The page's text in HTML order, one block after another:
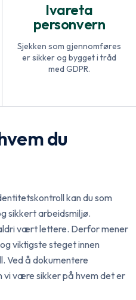
Ivareta
personvern
Sjekken som gjennomføres
er sikker og bygget i tråd
med GDPR.
du
kan du som
sikkert arbeidsmiljø.
vært lettere. Derfor mener
viktigste steget innen
Ved å dokumentere
vi være sikker på hvem det er